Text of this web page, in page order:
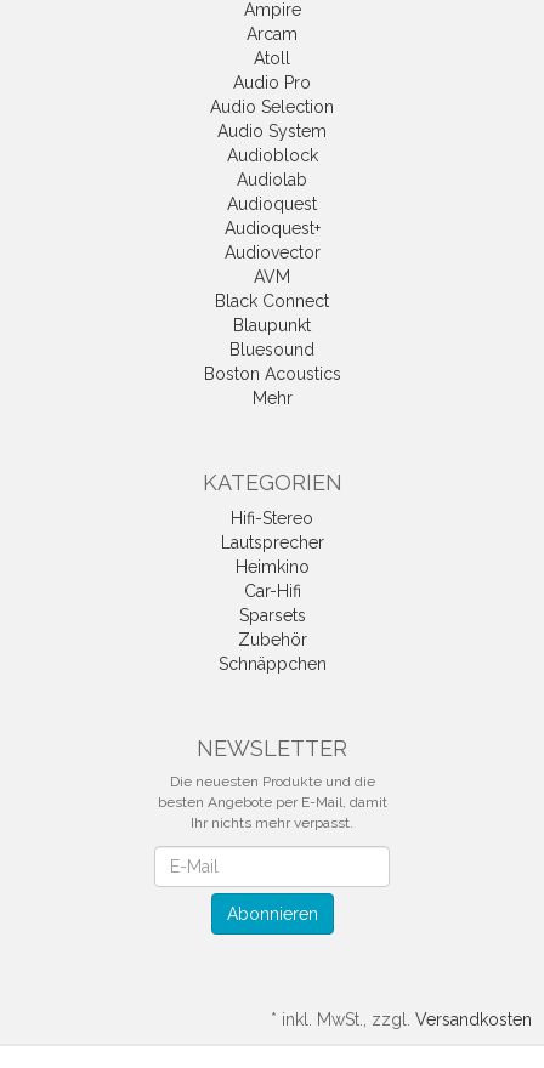
Ampire
Arcam
Atoll
Audio Pro
Audio Selection
Audio System
Audioblock
Audiolab
Audioquest
Audioquest+
Audiovector
AVM
Black Connect
Blaupunkt
Bluesound
Boston Acoustics
Mehr
KATEGORIEN
Hifi-Stereo
Lautsprecher
Heimkino
Car-Hifi
Sparsets
Zubehör
Schnäppchen
NEWSLETTER
Die neuesten Produkte und die
besten Angebote per E-Mail, damit
Ihr nichts mehr verpasst.
Abonnieren
* inkl. MwSt., zzgl. Versandkosten